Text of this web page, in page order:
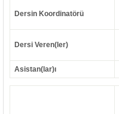
Dersin Koordinatörü
Dersi Veren(ler)
Asistan(lar)ı